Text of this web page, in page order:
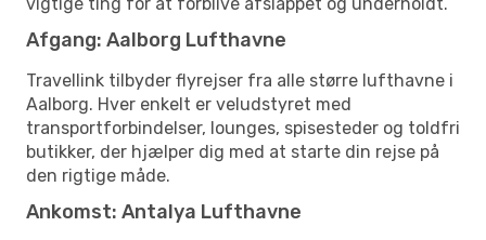
Afgang: Aalborg Lufthavne
Travellink tilbyder flyrejser fra alle større lufthavne i
Aalborg. Hver enkelt er veludstyret med
transportforbindelser, lounges, spisesteder og toldfri
butikker, der hjælper dig med at starte din rejse på
den rigtige måde.
Ankomst: Antalya Lufthavne